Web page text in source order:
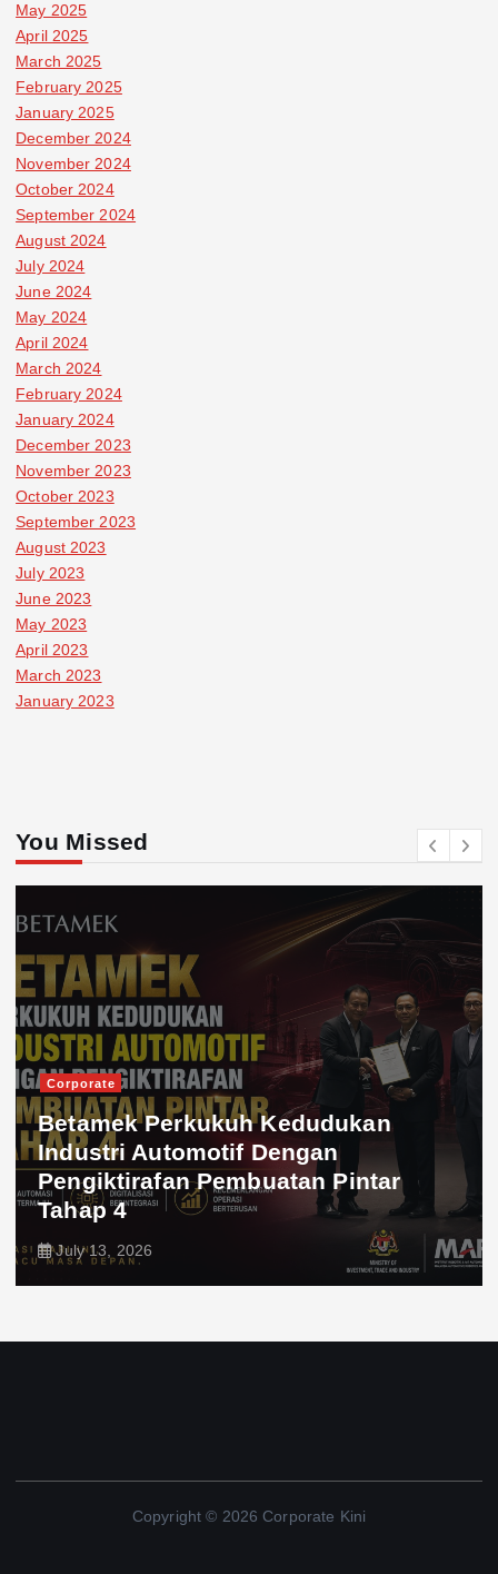
May 2025
April 2025
March 2025
February 2025
January 2025
December 2024
November 2024
October 2024
September 2024
August 2024
July 2024
June 2024
May 2024
April 2024
March 2024
February 2024
January 2024
December 2023
November 2023
October 2023
September 2023
August 2023
July 2023
June 2023
May 2023
April 2023
March 2023
January 2023
You Missed
Corporate
Betamek Perkukuh Kedudukan
Industri Automotif Dengan
Pengiktirafan Pembuatan Pintar
Tahap 4
July 13, 2026
Copyright © 2026 Corporate Kini